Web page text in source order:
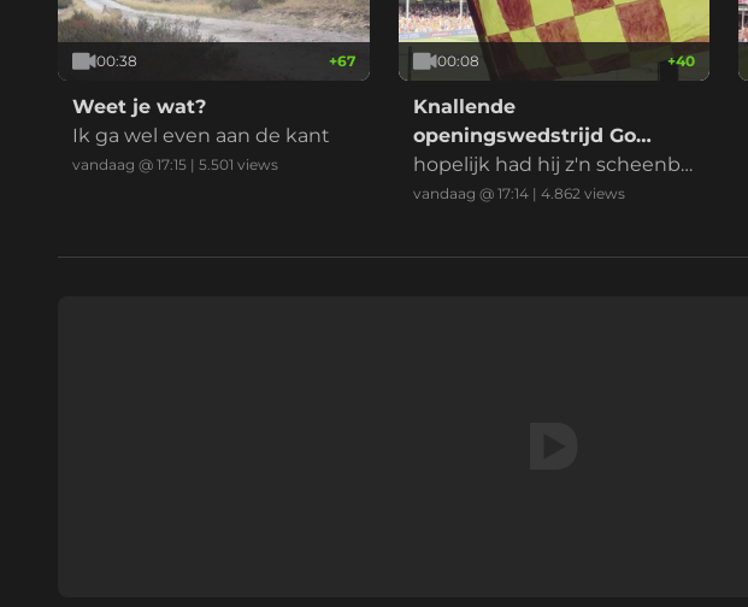
00:38 +67
Weet je wat?
Ik ga wel even aan de kant
vandaag @ 17:15 | 5.501 views
00:08 +40
Knallende
openingswedstrijd Go
Ahead Eagles
hopelijk had hij z'n scheenbe
schermers aan
vandaag @ 17:14| 4.862views